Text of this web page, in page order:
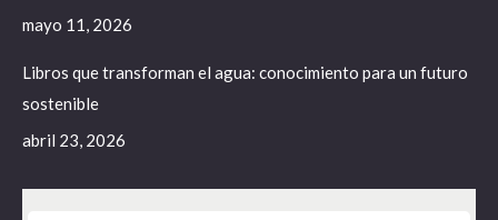
mayo 11, 2026
Libros que transforman el agua: conocimiento para un futuro
sostenible
abril 23, 2026